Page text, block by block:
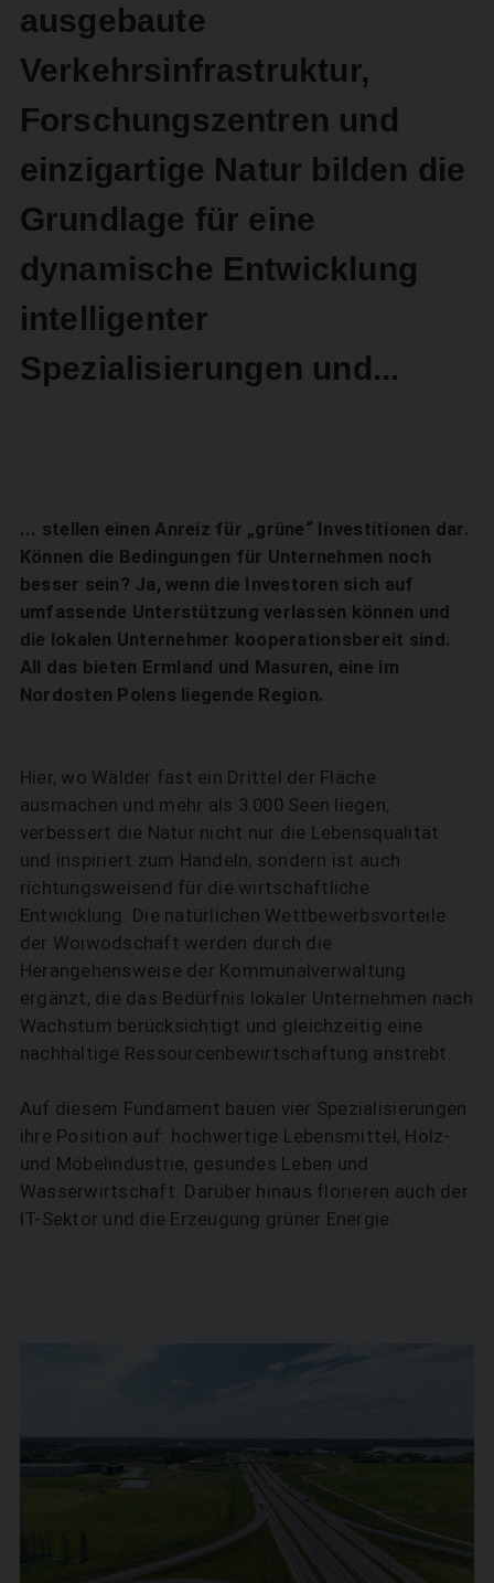
ausgebaute
Verkehrsinfrastruktur,
Forschungszentren und
einzigartige Natur bilden die
Grundlage für eine
dynamische Entwicklung
intelligenter
Spezialisierungen und...
... stellen einen Anreiz für „grüne“ Investitionen dar.
Können die Bedingungen für Unternehmen noch
besser sein? Ja, wenn die Investoren sich auf
umfassende Unterstützung verlassen können und
die lokalen Unternehmer kooperationsbereit sind.
All das bieten Ermland und Masuren, eine im
Nordosten Polens liegende Region.
Hier, wo Wälder fast ein Drittel der Fläche
ausmachen und mehr als 3.000 Seen liegen,
verbessert die Natur nicht nur die Lebensqualität
und inspiriert zum Handeln, sondern ist auch
richtungsweisend für die wirtschaftliche
Entwicklung. Die natürlichen Wettbewerbsvorteile
der Woiwodschaft werden durch die
Herangehensweise der Kommunalverwaltung
ergänzt, die das Bedürfnis lokaler Unternehmen nach
Wachstum berücksichtigt und gleichzeitig eine
nachhaltige Ressourcenbewirtschaftung anstrebt.
Auf diesem Fundament bauen vier Spezialisierungen
ihre Position auf: hochwertige Lebensmittel, Holz-
und Möbelindustrie, gesundes Leben und
Wasserwirtschaft. Darüber hinaus florieren auch der
IT-Sektor und die Erzeugung grüner Energie.